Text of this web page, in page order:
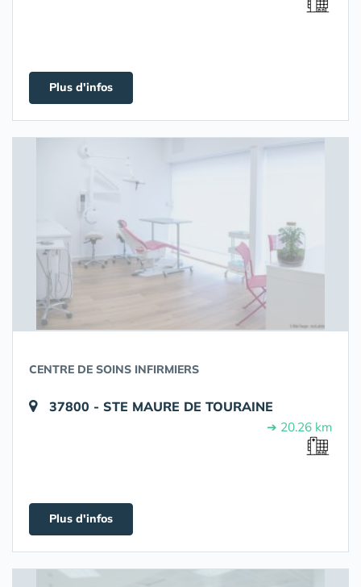
Plus d'infos
CENTRE DE SOINS INFIRMIERS
37800 - STE MAURE DE TOURAINE
➔ 20.26 km
Plus d'infos